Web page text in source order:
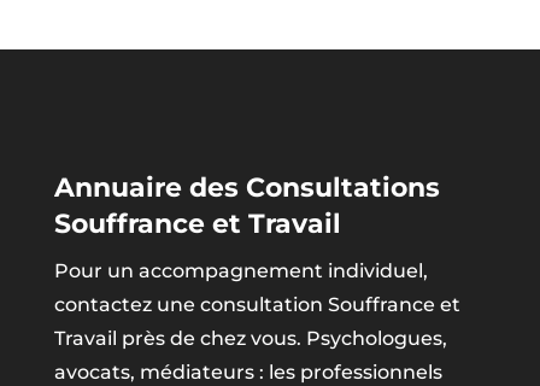
Annuaire des Consultations
Souffrance et Travail
Pour un accompagnement individuel,
contactez une consultation Souffrance et
Travail près de chez vous. Psychologues,
avocats, médiateurs : les professionnels